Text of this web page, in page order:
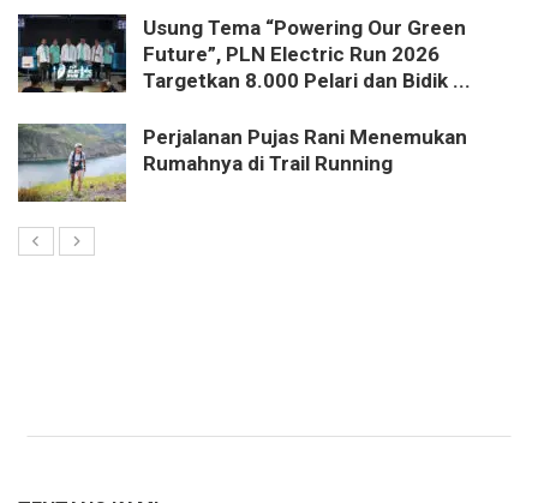
Usung Tema “Powering Our Green
Future”, PLN Electric Run 2026
Targetkan 8.000 Pelari dan Bidik ...
Perjalanan Pujas Rani Menemukan
Rumahnya di Trail Running